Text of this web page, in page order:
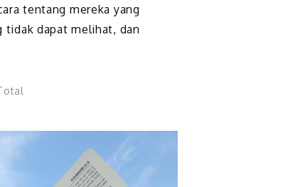
tentang mereka yang
tidak dapat melihat, dan